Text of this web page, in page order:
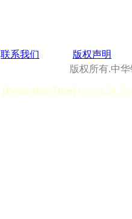
联系我们 版权声明
版权所有.中
[Processing Time] User:0.28,